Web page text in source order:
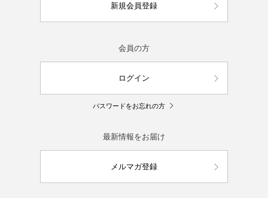
新規会員登録
会員の方
ログイン
パスワードをお忘れの方
最新情報をお届け
メルマガ登録